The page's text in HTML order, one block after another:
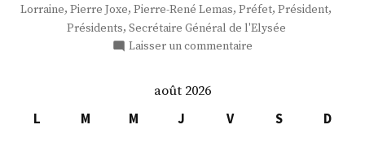
Lorraine, Pierre Joxe, Pierre-René Lemas, Préfet, Président,
Présidents, Secrétaire Général de l'Elysée
Laisser un commentaire
Lemas
août 2026
L
M M J V S
D